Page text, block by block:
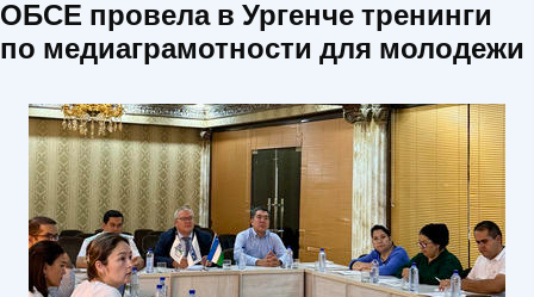
ОБСЕ провела в Ургенче тренинги
по медиаграмотности для молодежи